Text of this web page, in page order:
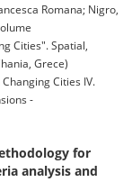
Romana; Nigro,
Cities". Spatial,
Grece)
Cities IV.
-
for
analysis and